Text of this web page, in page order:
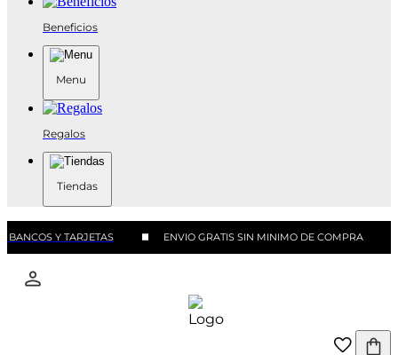
Beneficios
Menu
Regalos
Tiendas
Y TARJETAS ENVIO GRATIS SIN MINIMO DE COMPRA